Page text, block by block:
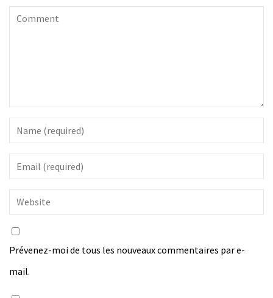
Prévenez-moi de tous les nouveaux commentaires par e-
mail.